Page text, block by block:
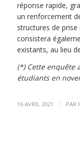
réponse rapide,
un renforcement
structures de prise
consistera
existants, au lieu
(*) Cette enquête
étudiants en
16 AVRIL 2021 / PAR